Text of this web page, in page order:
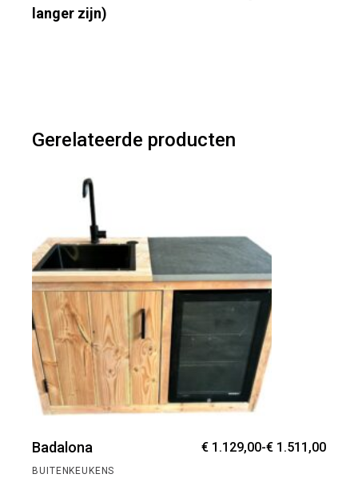
langer zijn)
Gerelateerde producten
Badalona €1.129,00-€1.511,00
€
BUITENKEUKENS